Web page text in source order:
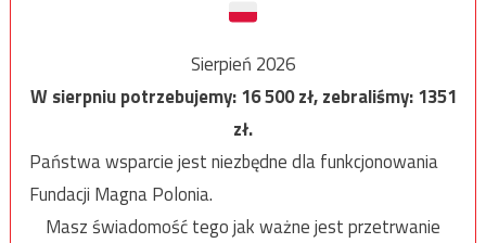
Sierpień 2026
W sierpniu potrzebujemy:16 500zł, zebraliśmy:1351
zł.
Państwa wsparcie jest niezbędne dla funkcjonowania
Fundacji Magna Polonia.
Masz świadomość tego jak ważne jest przetrwanie